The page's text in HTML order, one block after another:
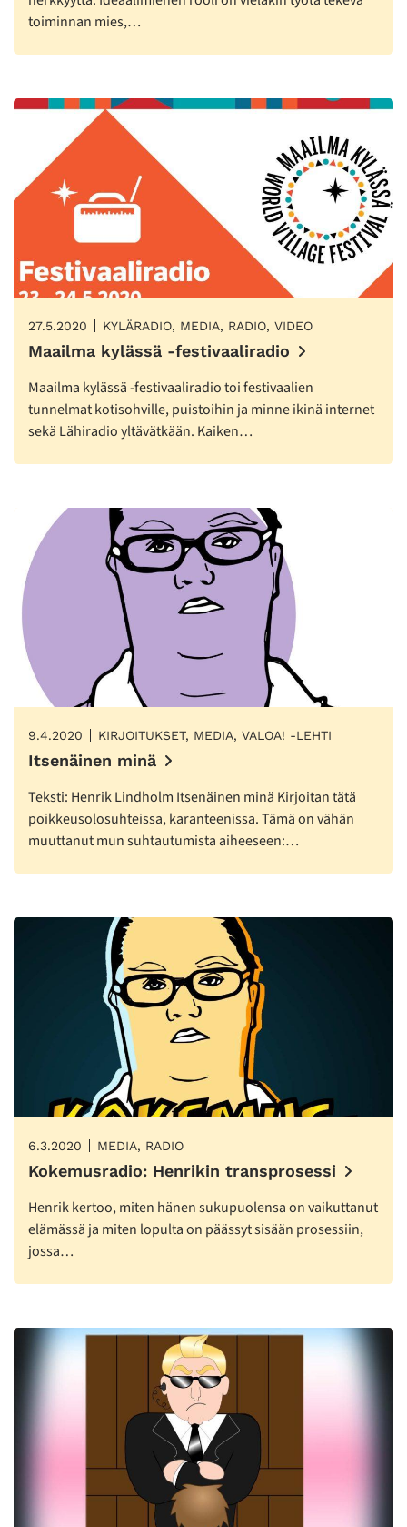
toiminnan mies,…
27.5.2020 KYLÄRADIO, MEDIA, RADIO, VIDEO
Maailma kylässä -festivaaliradio
Maailma kylässä -festivaaliradio toi festivaalien
tunnelmat kotisohville, puistoihin ja minne ikinä internet
sekä Lähiradio yltävätkään. Kaiken…
9.4.2020 KIRJOITUKSET, MEDIA, VALOA! -LEHTI
Itsenäinen minä
Teksti: Henrik Lindholm Itsenäinen minä Kirjoitan tätä
poikkeusolosuhteissa, karanteenissa. Tämä on vähän
muuttanut mun suhtautumista aiheeseen:…
6.3.2020 MEDIA, RADIO
Kokemusradio: Henrikin transprosessi
Henrik kertoo, miten hänen sukupuolensa on vaikuttanut
elämässä ja miten lopulta on päässyt sisään prosessiin,
jossa…